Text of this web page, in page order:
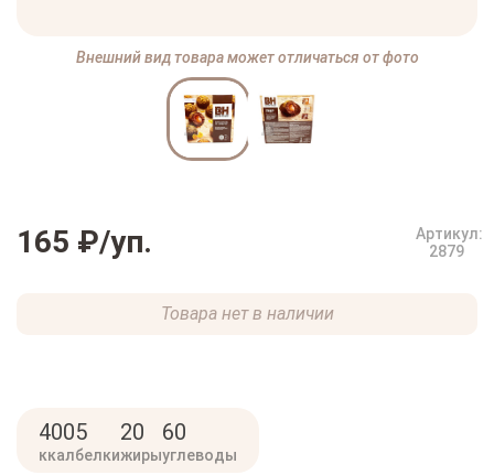
Внешний вид товара может отличаться от фото
165 ₽/уп.
Артикул:
2879
Товара нет в наличии
400
ккал
5
белки
20
жиры
60
углеводы